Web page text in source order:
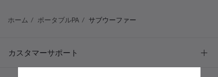
ホーム ポータブルPA サブウーファー
カスタマーサポート